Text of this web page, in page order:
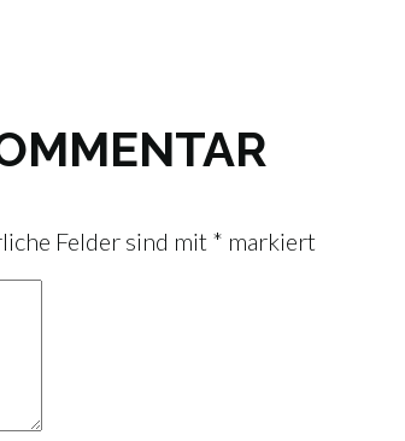
Felder sind mit * markiert